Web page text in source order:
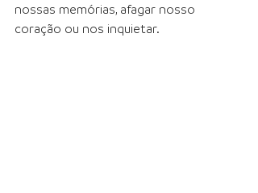
nossas memórias, afagar nosso
coração ou nos inquietar.